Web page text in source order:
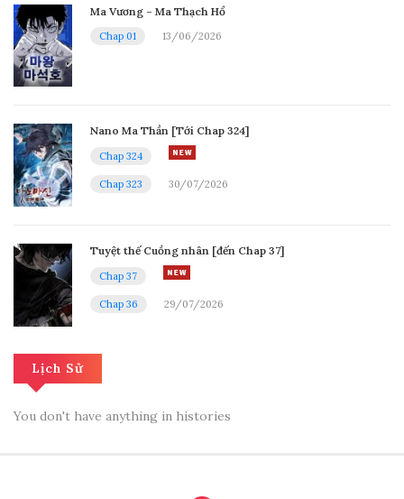
Chap 45
29/03/2025
22/03/2025
Chap 43
Chap 42
08/03/2025
Chap 41
01/03/2025
Ma Vương – Ma Thạch Hổ
Chap 01 13/06/2026
Nano Ma Thần [Tới Chap 324]
Chap 324
Chap 323 30/07/2026
Tuyệt thế Cuồng nhân [đến Chap 37]
Chap 37
Chap 36 29/07/2026
Lịch Sử
You don't have anything in histories